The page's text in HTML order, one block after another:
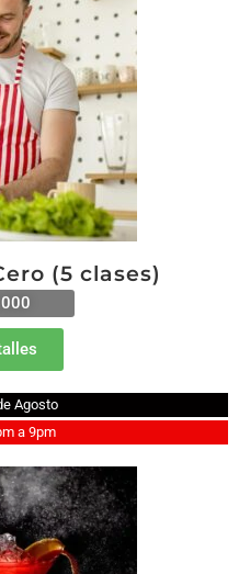
(5 clases)
Agosto
a 9pm